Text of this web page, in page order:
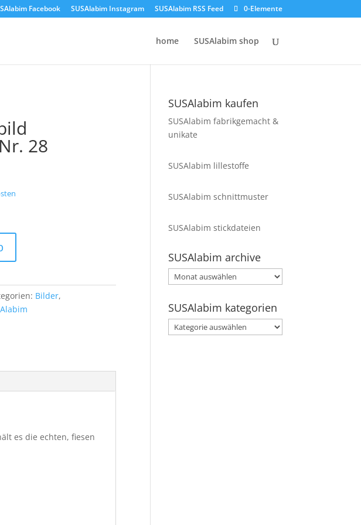
Facebook SUSAlabim Instagram SUSAlabim RSS Feed 0-Elemente
home SUSAlabim shop
28
Bilder,
es die echten, fiesen
SUSAlabim kaufen
SUSAlabim fabrikgemacht &
unikate
SUSAlabim lillestoffe
SUSAlabim schnittmuster
SUSAlabim stickdateien
SUSAlabim archive
SUSAlabim
archive
SUSAlabim kategorien
SUSAlabim
kategorien